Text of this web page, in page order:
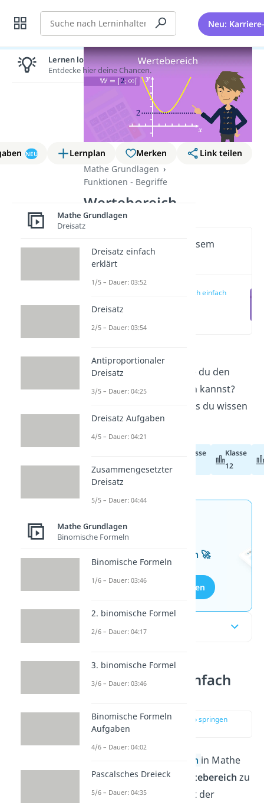
Suche Neu:
NEU Lernplan Merken
Link teilen
Mathe Grundlagen
Funktionen - Begriffe
Wertebereich
Wichtige Inhalte in diesem
Video
Wertebereich einfach
Du willst wissen, was der
Wertebereich
ist und wie du den
Wertebereich bestimmen kannst?
erfährst du alles, was du wissen
musst!
Klasse
Klasse
12
Jetzt neu: Teste dein
Wissen mit unseren
kostenlosen Aufgaben 🚀
Aufgaben entdecken
Inhaltsübersicht
Wertebereich einfach
zur Stelle im Video springen
Kurvendiskussion in Mathe
gehört es dazu, den
Wertebereich zu
bestimmen! Doch was ist der
Lernen lohnt sich!
Entdecke hier deine Chancen.
Mathe Grundlagen
Dreisatz
Dreisatz einfach
erklärt
1/5 – Dauer: 03:52
Dreisatz
2/5 – Dauer: 03:54
Antiproportionaler
Dreisatz
3/5 – Dauer: 04:25
Dreisatz Aufgaben
4/5 – Dauer: 04:21
Zusammengesetzter
Dreisatz
5/5 – Dauer: 04:44
Mathe Grundlagen
Binomische Formeln
Binomische Formeln
1/6 – Dauer: 03:46
2. binomische Formel
2/6 – Dauer: 04:17
3. binomische Formel
3/6 – Dauer: 03:46
Binomische Formeln
Aufgaben
4/6 – Dauer: 04:02
Pascalsches Dreieck
5/6 – Dauer: 04:35